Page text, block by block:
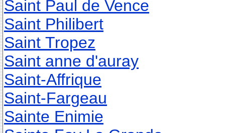
Saint Paul de Vence
Saint Philibert
Saint Tropez
Saint anne d'auray
Saint-Affrique
Saint-Fargeau
Sainte Enimie